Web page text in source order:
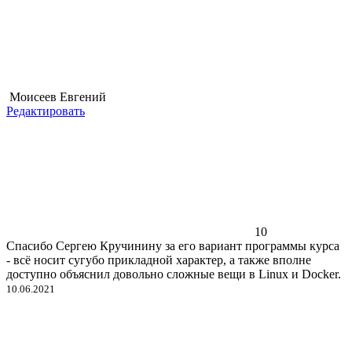
Моисеев Евгений
Редактировать
10
Спасибо Сергею Кручинину за его вариант программы курса
- всё носит сугубо прикладной характер, а также вполне
доступно объяснил довольно сложные вещи в Linux и Docker.
10.06.2021